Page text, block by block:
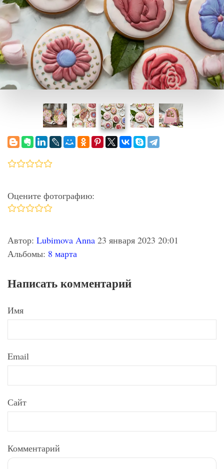
Оцените фотографию:
Автор: Lubimova Anna 23 января 2023 20:01
Альбомы: 8 марта
Написать комментарий
Имя
Email
Сайт
Комментарий